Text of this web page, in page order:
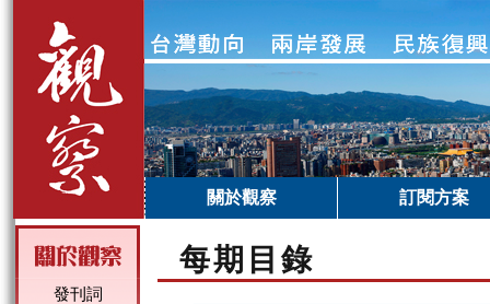
關於觀察 訂閱方案
發刊詞
每期目錄